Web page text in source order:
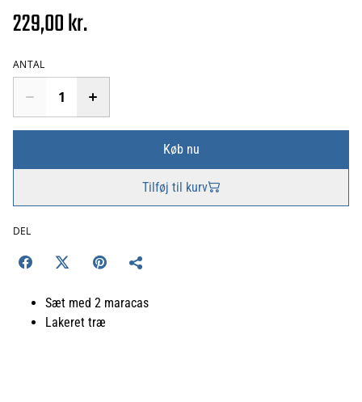
229,00 kr.
ANTAL
Køb nu
Tilføj til kurv
DEL
Sæt med 2 maracas
Lakeret træ